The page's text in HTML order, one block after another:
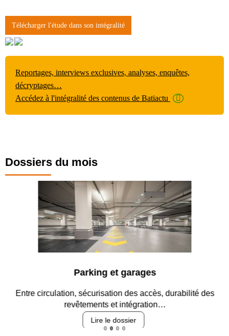
Télécharger l'étude dans son intégralité
Reportages, interviews exclusives, analyses, enquêtes,
décryptages…
Accédez à l'intégralité des contenus de Batiactu
Dossiers du mois
Parking et garages
Entre circulation, sécurisation des accès, durabilité des
revêtements et intégration…
Lire le dossier